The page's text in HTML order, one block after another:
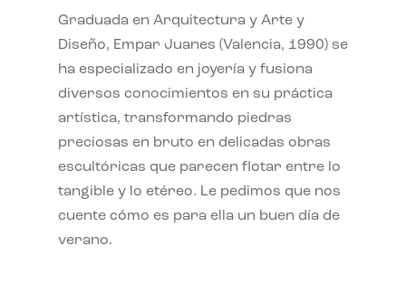
Graduada en Arquitectura y Arte y
Diseño, Empar Juanes (Valencia, 1990) se
ha especializado en joyería y fusiona
diversos conocimientos en su práctica
artística, transformando piedras
preciosas en bruto en delicadas obras
escultóricas que parecen flotar entre lo
tangible y lo etéreo. Le pedimos que nos
cuente cómo es para ella un buen día de
verano.